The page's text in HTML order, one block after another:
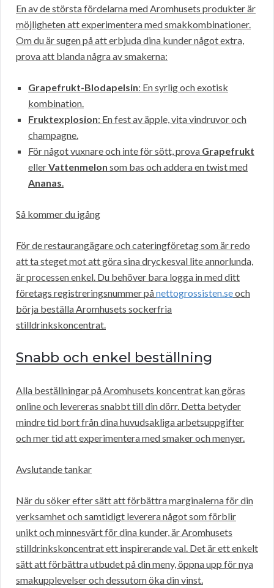
En av de största fördelarna med Aromhusets produkter är
möjligheten att experimentera med smakkombinationer.
Om du är sugen på att erbjuda dina kunder något extra,
prova att blanda några av smakerna:
Grapefrukt-Blodapelsin: En syrlig och exotisk
kombination.
Fruktexplosion: En fest av äpple, vita vindruvor och
champagne.
För något vuxnare och inte för sött, prova Grapefrukt
ellerVattenmelon som bas och addera en twist med
Ananas.
Så kommer du igång
För de restaurangägare och cateringföretag som är redo
att ta steget mot att göra sina dryckesval lite annorlunda,
är processen enkel. Du behöver bara logga in med ditt
företags registreringsnummer pånettogrossisten.seoch
börja beställa Aromhusets sockerfria
stilldrinkskoncentrat.
Snabb och enkel beställning
Alla beställningar på Aromhusets koncentrat kan göras
online och levereras snabbt till din dörr. Detta betyder
mindre tid bort från dina huvudsakliga arbetsuppgifter
och mer tid att experimentera med smaker och menyer.
Avslutande tankar
När du söker efter sätt att förbättra marginalerna för din
verksamhet och samtidigt leverera något som förblir
unikt och minnesvärt för dina kunder, är Aromhusets
stilldrinkskoncentrat ett inspirerande val. Det är ett enkelt
sätt att förbättra utbudet på din meny, öppna upp för nya
smakupplevelser och dessutom öka din vinst.